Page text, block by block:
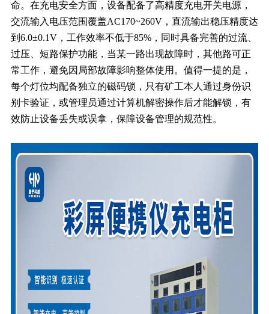
命。在充电安全方面，设备配备了高精度充电开关电源，
交流输入电压范围覆盖AC170~260V，直流输出稳压精度达
到6.0±0.1V，工作效率不低于85%，同时具备完善的过流、
过压、短路保护功能，当某一路出现故障时，其他路可正
常工作，避免因局部故障影响整体使用。值得一提的是，
每个灯位均配备独立的磁码锁，只有矿工本人通过身份识
别卡验证，或管理员通过计算机解密操作后才能解锁，有
效防止设备丢失或误拿，保障设备管理的规范性。